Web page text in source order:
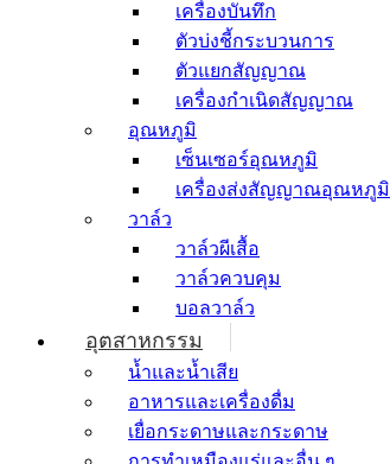
เครื่องบันทึก
ตัวบ่งชี้กระบวนการ
ตัวแยกสัญญาณ
เครื่องกำเนิดสัญญาณ
อุณหภูมิ
เซ็นเซอร์อุณหภูมิ
เครื่องส่งสัญญาณอุณหภูมิ
วาล์ว
วาล์วผีเสื้อ
วาล์วควบคุม
บอลวาล์ว
อุตสาหกรรม
น้ำและน้ำเสีย
อาหารและเครื่องดื่ม
เยื่อกระดาษและกระดาษ